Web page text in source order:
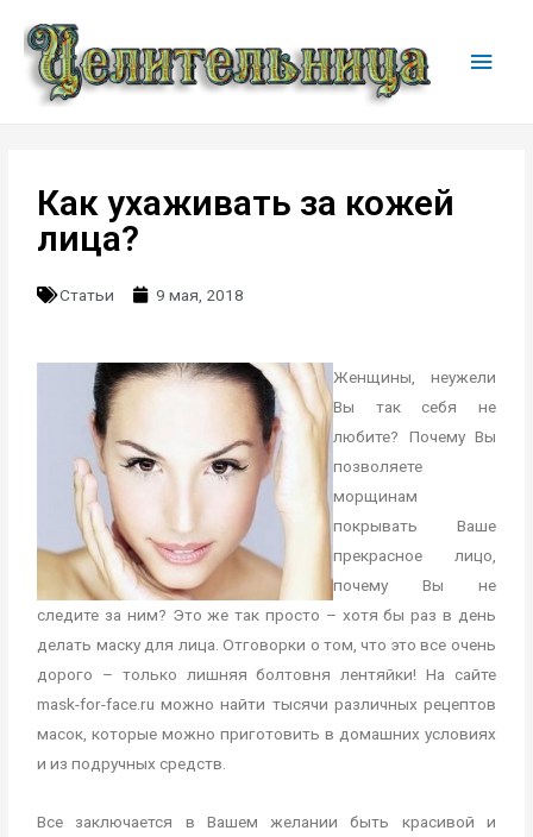
Как ухаживать за кожей
лица?
Статьи 9 мая, 2018
Женщины, неужели
Вы так себя не
любите? Почему Вы
позволяете
морщинам
покрывать Ваше
прекрасное лицо,
почему Вы не
следите за ним? Это же так просто – хотя бы раз в день
делать маску для лица. Отговорки о том, что это все очень
дорого – только лишняя болтовня лентяйки! На сайте
mask-for-face.ru можно найти тысячи различных рецептов
масок, которые можно приготовить в домашних условиях
и из подручных средств.
Все заключается в Вашем желании быть красивой и